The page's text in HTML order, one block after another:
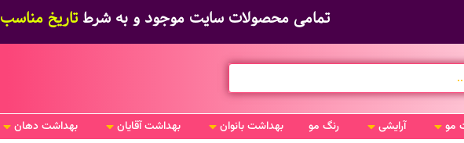
تمامی محصولات سایت موجود و به شرط تاریخ مناسب
مو آرایشی رنگ مو بهداشت بانوان بهداشت آقایان بهداشت دهان